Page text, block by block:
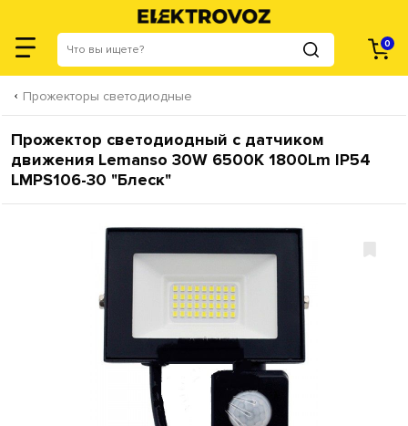
0
Прожекторы светодиодные
Прожектор светодиодный с датчиком
движения Lemanso 30W 6500K 1800Lm IP54
LMPS106-30 "Блеск"